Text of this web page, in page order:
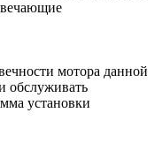
мотора данной
обслуживать
установки